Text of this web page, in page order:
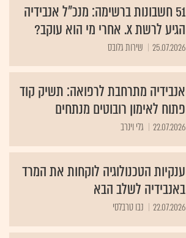
51 חשבונות ברשימה: מנכ"ל אנבידיה
הגיע לרשת X. אחרי מי הוא עוקב?
25.07.2026 שירות גלובס
אנבידיה מתרחבת לרפואה: תשיק קוד
פתוח לאימון רובוטים מנתחים
22.07.2026 גלי וינרב
ענקיות הטכנולוגיה לוקחות את המרד
באנבידיה לשלב הבא
22.07.2026 נבו טרבלסי